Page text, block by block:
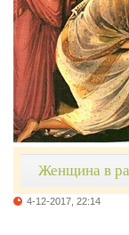
Женщина в
4-12-2017, 22:14